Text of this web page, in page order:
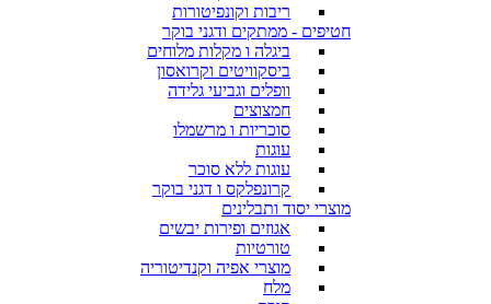
ריבות וקונפיטורות
חטיפים - ממתקים ודגני בוקר
ביגלה ו מקלות מלוחים
ביסקוויטים וקרואסון
וופלים וגביעי גלידה
חמצוצים
סוכריות ו מרשמלו
עוגות
עוגות ללא סוכר
קרונפלקס ו דגני בוקר
מוצרי יסוד ותבלינים
אגוזים ופירות יבשים
טורטיות
מוצרי אפיה וקנדיטוריה
מלח